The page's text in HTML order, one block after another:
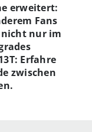
erweitert:
Fans
nur im
Erfahre
zwischen